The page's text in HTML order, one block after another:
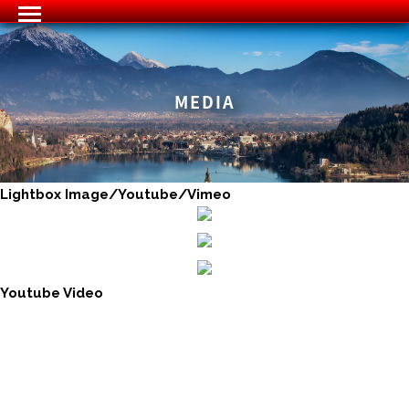
MEDIA
Lightbox Image/Youtube/Vimeo
Youtube Video